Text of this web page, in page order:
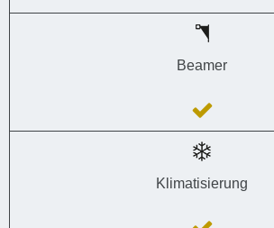
Beamer
Klimatisierung